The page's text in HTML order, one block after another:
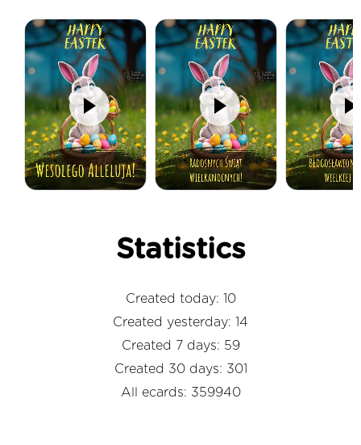
Statistics
Created today: 10
Created yesterday: 14
Created 7 days: 59
Created 30 days: 301
All ecards: 359940